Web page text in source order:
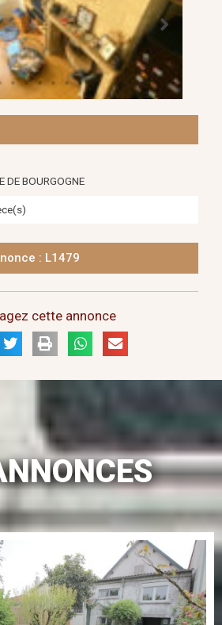
DE BOURGOGNE
: L1479
cette annonce